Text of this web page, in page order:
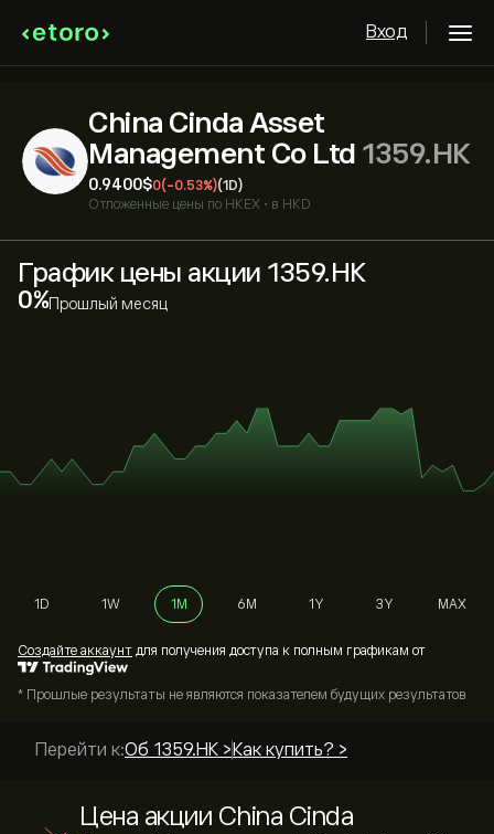
Вход
China Cinda Asset
Management Co Ltd 1359.HK
0.9400‎$‎0(-0.53%)(1D)
Отложенные цены по HKEX • в HKD
График цены акции 1359.HK
‎0‎ Прошлый месяц
1D 1W 1M 6M 1Y 3Y MAX
Cоздайте аккаунт для получения доступа к полным графикам от
* Прошлые результаты не являются показателем будущих результатов
Перейти к:Об 1359.HK > Как купить? >
Цена акции China Cinda